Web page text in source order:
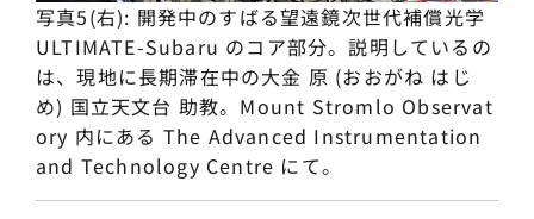
写真5(右): 開発中のすばる望遠鏡次世代補償光学
ULTIMATE-Subaru のコア部分。説明しているの
は、現地に長期滞在中の大金 原 (おおがね はじ
め) 国立天文台 助教。Mount Stromlo Observat
ory 内にある The Advanced Instrumentation
and Technology Centre にて。